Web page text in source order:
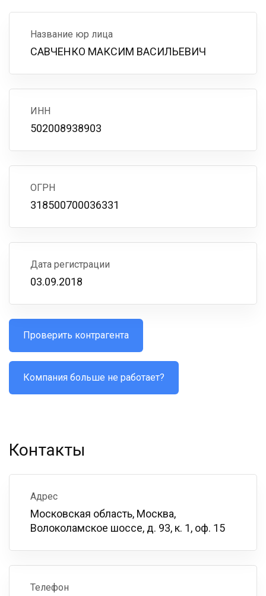
Название юр лица
САВЧЕНКО МАКСИМ ВАСИЛЬЕВИЧ
ИНН
502008938903
ОГРН
318500700036331
Дата регистрации
03.09.2018
Проверить контрагента
Компания больше не работает?
Контакты
Адрес
Московская область, Москва,
Волоколамское шоссе, д. 93, к. 1, оф. 15
Телефон